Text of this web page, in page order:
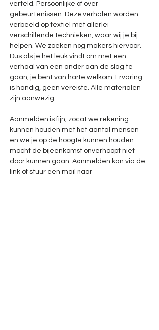
verteld. Persoonlijke of over
gebeurtenissen. Deze verhalen worden
verbeeld op textiel met allerlei
verschillende technieken, waar wij je bij
helpen. We zoeken nog makers hiervoor.
Dus als je het leuk vindt om met een
verhaal van een ander aan de slag te
gaan, je bent van harte welkom. Ervaring
is handig, geen vereiste. Alle materialen
zijn aanwezig.
Aanmelden is fijn, zodat we rekening
kunnen houden met het aantal mensen
en we je op de hoogte kunnen houden
mocht de bijeenkomst onverhoopt niet
door kunnen gaan. Aanmelden kan via de
link of stuur een mail naar